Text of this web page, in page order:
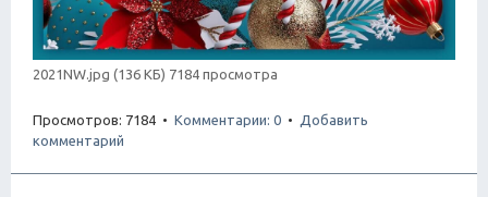
2021NW.jpg (136 КБ) 7184 просмотра
Просмотров: 7184 • Комментарии: 0 •
Добавить
комментарий